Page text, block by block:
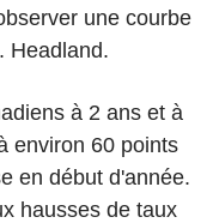
une courbe
Headland.
à 2 ans et à
environ 60 points
en début d'année.
hausses de taux